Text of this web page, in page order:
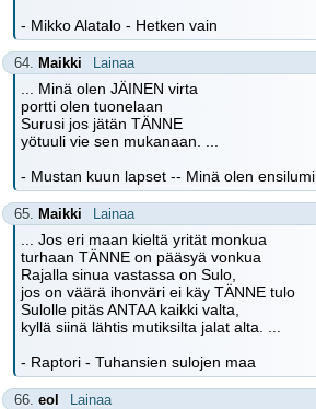
- Mikko Alatalo - Hetken vain
64. Maikki Lainaa
... Minä olen JÄINEN virta
portti olen tuonelaan
Surusi jos jätän TÄNNE
yötuuli vie sen mukanaan. ...
- Mustan kuun lapset -- Minä olen ensilumi
65. Maikki Lainaa
... Jos eri maan kieltä yrität monkua
turhaan TÄNNE on pääsyä vonkua
Rajalla sinua vastassa on Sulo,
jos on väärä ihonväri ei käy TÄNNE tulo
Sulolle pitäs ANTAA kaikki valta,
kyllä siinä lähtis mutiksilta jalat alta. ...
- Raptori - Tuhansien sulojen maa
66. eol Lainaa